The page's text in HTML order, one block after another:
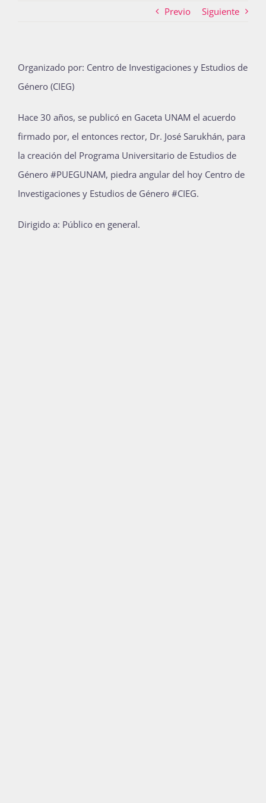
Blog
Recursos
Previo Siguiente
Organizado por: Centro de Investigaciones y Estudios de
Género (CIEG)
Hace 30 años, se publicó en Gaceta UNAM el acuerdo
firmado por, el entonces rector, Dr. José Sarukhán, para
la creación del Programa Universitario de Estudios de
Género #PUEGUNAM, piedra angular del hoy Centro de
Investigaciones y Estudios de Género #CIEG.
Dirigido a: Público en general.